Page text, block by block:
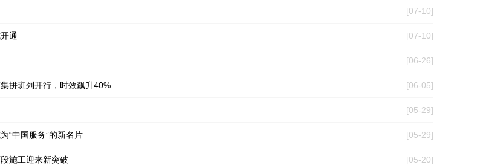
[07-10]
[07-10]
通
[06-26]
[06-05]
拼班列开行，时效飙升40%
[05-29]
[05-29]
“中国服务”的新名片
[05-20]
施工迎来新突破